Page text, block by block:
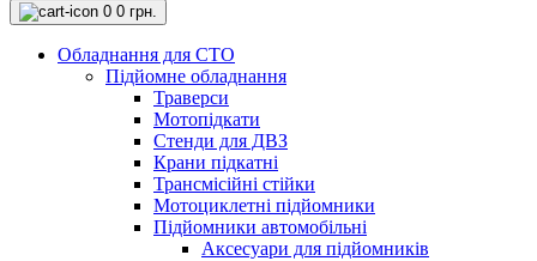
0 0 грн.
Обладнання для СТО
Підйомне обладнання
Траверси
Мотопідкати
Стенди для ДВЗ
Крани підкатні
Трансмісійні стійки
Мотоциклетні підйомники
Підйомники автомобільні
Аксесуари для підйомників